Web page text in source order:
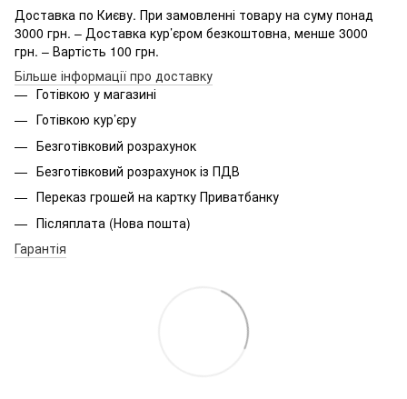
Доставка по Києву. При замовленні товару на суму понад
3000 грн. – Доставка кур’єром безкоштовна, менше 3000
грн. – Вартість 100 грн.
Більше інформації про доставку
Готівкою у магазині
Готівкою кур’єру
Безготівковий розрахунок
Безготівковий розрахунок із ПДВ
Переказ грошей на картку Приватбанку
Післяплата (Нова пошта)
Гарантія